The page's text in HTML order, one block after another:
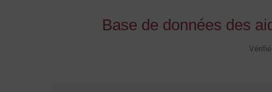
Base de données des